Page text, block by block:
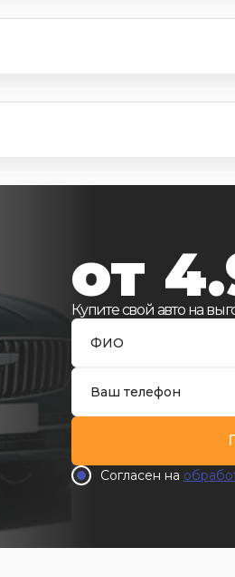
от
Купите свой авто на
Согласен на